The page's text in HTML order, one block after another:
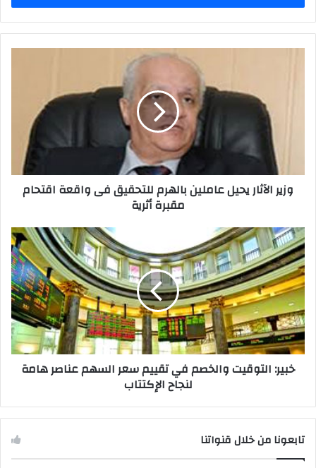
وزير الآثار يحيل عاملين بالهرم للتحقيق فى واقعة اقتحام
مقبرة أثرية
خبير: التوقيت والخصم في تقييم سعر السهم عناصر هامة
لنجاح الإكتتاب
تابعونا من خلال قنواتنا